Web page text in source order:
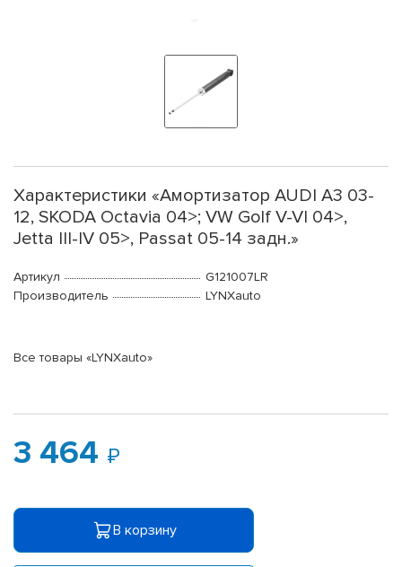
Характеристики «Амортизатор AUDI A3 03-
12, SKODA Octavia 04>; VW Golf V-VI 04>,
Jetta III-IV 05>, Passat 05-14 задн.»
Артикул
G121007LR
Производитель
LYNXauto
Все товары «LYNXauto»
3 464
В корзину